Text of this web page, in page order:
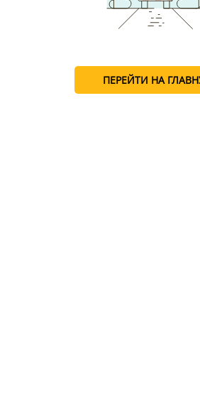
ПЕРЕЙТИ НА